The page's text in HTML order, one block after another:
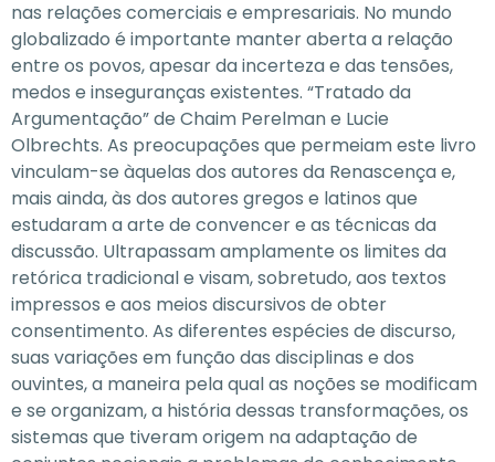
nas relações comerciais e empresariais. No mundo
globalizado é importante manter aberta a relação
entre os povos, apesar da incerteza e das tensões,
medos e inseguranças existentes. “Tratado da
Argumentação” de Chaim Perelman e Lucie
Olbrechts. As preocupações que permeiam este livro
vinculam-se àquelas dos autores da Renascença e,
mais ainda, às dos autores gregos e latinos que
estudaram a arte de convencer e as técnicas da
discussão. Ultrapassam amplamente os limites da
retórica tradicional e visam, sobretudo, aos textos
impressos e aos meios discursivos de obter
consentimento. As diferentes espécies de discurso,
suas variações em função das disciplinas e dos
ouvintes, a maneira pela qual as noções se modificam
e se organizam, a história dessas transformações, os
sistemas que tiveram origem na adaptação de